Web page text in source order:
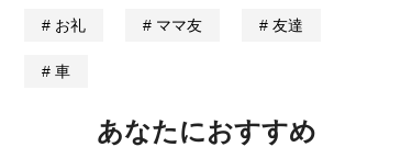
お礼 ママ友 友達
車
あなたにおすすめ